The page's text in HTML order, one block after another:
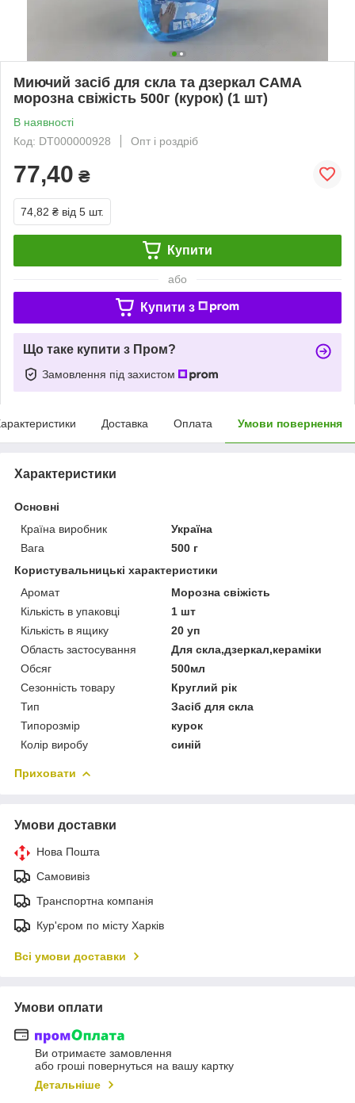
Миючий засіб для скла та дзеркал САМА
морозна свіжість 500г (курок) (1 шт)
В наявності
Код: DT000000928
Опт і роздріб
77,40 ₴
74,82 ₴ від 5 шт.
Купити
або
Купити з
Що таке купити з Пром?
Замовлення під захистом
Доставка Оплата Умови повернення
Характеристики
Основні
Країна виробник
Україна
Вага
500 г
Користувальницькі характеристики
Аромат
Морозна свіжість
Кількість в упаковці
1 шт
Кількість в ящику
20 уп
Область застосування
Для скла,дзеркал,кераміки
Обсяг
500мл
Сезонність товару
Круглий рік
Тип
Засіб для скла
Типорозмір
курок
Колір виробу
синій
Приховати
Умови доставки
Нова Пошта
Самовивіз
Транспортна компанія
Кур'єром по місту Харків
Всі умови доставки
Умови оплати
Ви отримаєте замовлення
або гроші повернуться на вашу картку
Детальніше